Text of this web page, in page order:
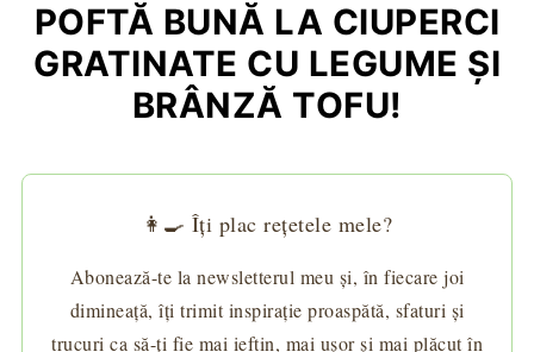
POFTĂ BUNĂ LA CIUPERCI
GRATINATE CU LEGUME ŞI
BRÂNZĂ TOFU!
👩‍🍳 Îți plac rețetele mele?
Abonează-te la newsletterul meu și, în fiecare joi
dimineață, îți trimit inspirație proaspătă, sfaturi și
trucuri ca să-ți fie mai ieftin, mai ușor și mai plăcut în